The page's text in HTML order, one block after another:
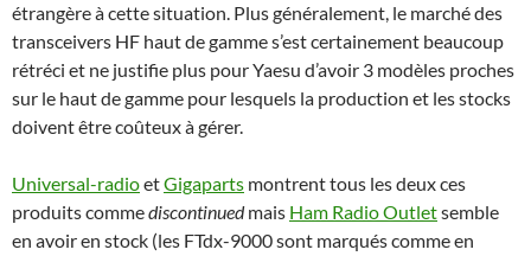
étrangère à cette situation. Plus généralement, le marché des
transceivers HF haut de gamme s’est certainement beaucoup
rétréci et ne justifie plus pour Yaesu d’avoir 3 modèles proches
sur le haut de gamme pour lesquels la production et les stocks
doivent être coûteux à gérer.
Universal-radioetGigaparts montrent tous les deux ces
produits commediscontinuedmais Ham Radio Outletsemble
en avoir en stock (les FTdx-9000 sont marqués comme en